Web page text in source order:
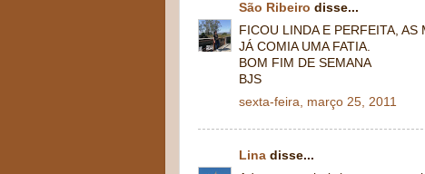
São Ribeiro disse...
FICOU LINDA E PERFEITA, AS
JÁ COMIA UMA FATIA.
BOM FIM DE SEMANA
BJS
sexta-feira, março 25, 2011
Lina disse...